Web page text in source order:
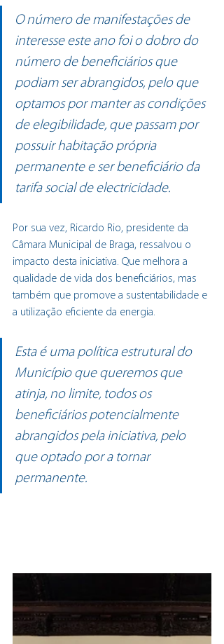
O número de manifestações de
interesse este ano foi o dobro do
número de beneficiários que
podiam ser abrangidos, pelo que
optamos por manter as condições
de elegibilidade, que passam por
possuir habitação própria
permanente e ser beneficiário da
tarifa social de electricidade.
Por sua vez, Ricardo Rio, presidente da
Câmara Municipal de Braga, ressalvou o
impacto desta iniciativa. Que melhora a
qualidade de vida dos beneficiários, mas
também que promove a sustentabilidade e
a utilização eficiente da energia.
Esta é uma política estrutural do
Município que queremos que
atinja, no limite, todos os
beneficiários potencialmente
abrangidos pela iniciativa, pelo
que optado por a tornar
permanente.